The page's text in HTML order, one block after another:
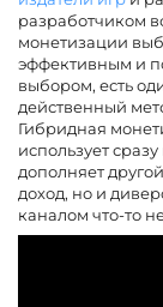
разработчиком
монетизации
эффективным и
выбором, есть
действенный
Гибридная
использует
дополняет
доход, но и
каналом что-то